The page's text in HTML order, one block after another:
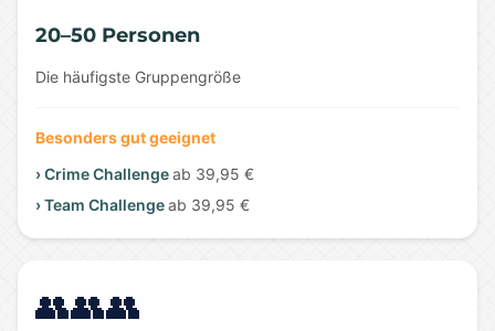
20–50 Personen
Die häufigste Gruppengröße
Besonders gut geeignet
› Crime Challengeab 39,95 €
› Team Challengeab 39,95 €
👥👥👥